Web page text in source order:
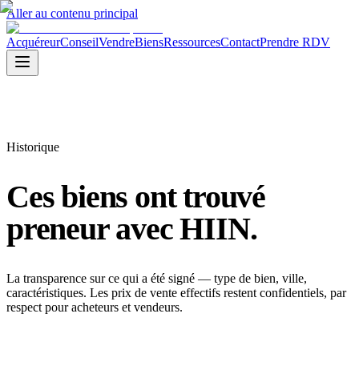
Aller au contenu principal
AcquéreurConseilVendreBiensRessourcesContactPrendre RDV
Historique
Ces biens ont trouvé
preneur avec HIIN.
La transparence sur ce qui a été signé — type de bien, ville,
caractéristiques. Les prix de vente effectifs restent confidentiels, par
respect pour acheteurs et vendeurs.